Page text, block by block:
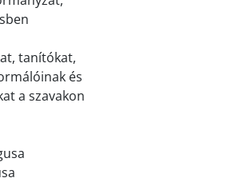
tanítókat,
és
a szavakon